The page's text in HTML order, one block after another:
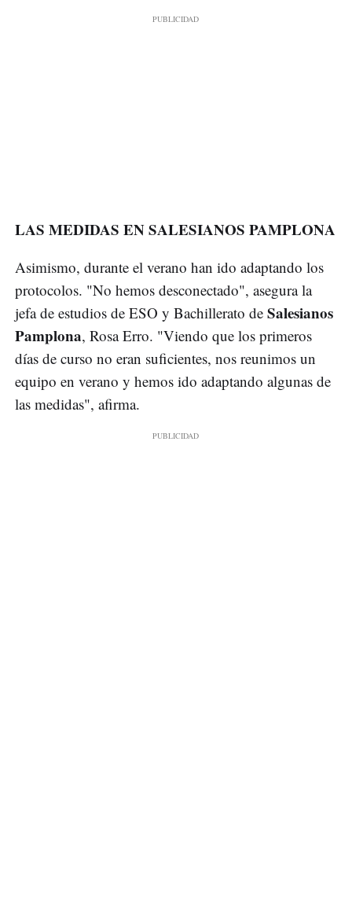
LAS MEDIDAS EN SALESIANOS PAMPLONA
Asimismo, durante el verano han ido adaptando los
protocolos. "No hemos desconectado", asegura la
jefa de estudios de ESO y Bachillerato de Salesianos
Pamplona, Rosa Erro. "Viendo que los primeros
días de curso no eran suficientes, nos reunimos un
equipo en verano y hemos ido adaptando algunas de
las medidas", afirma.